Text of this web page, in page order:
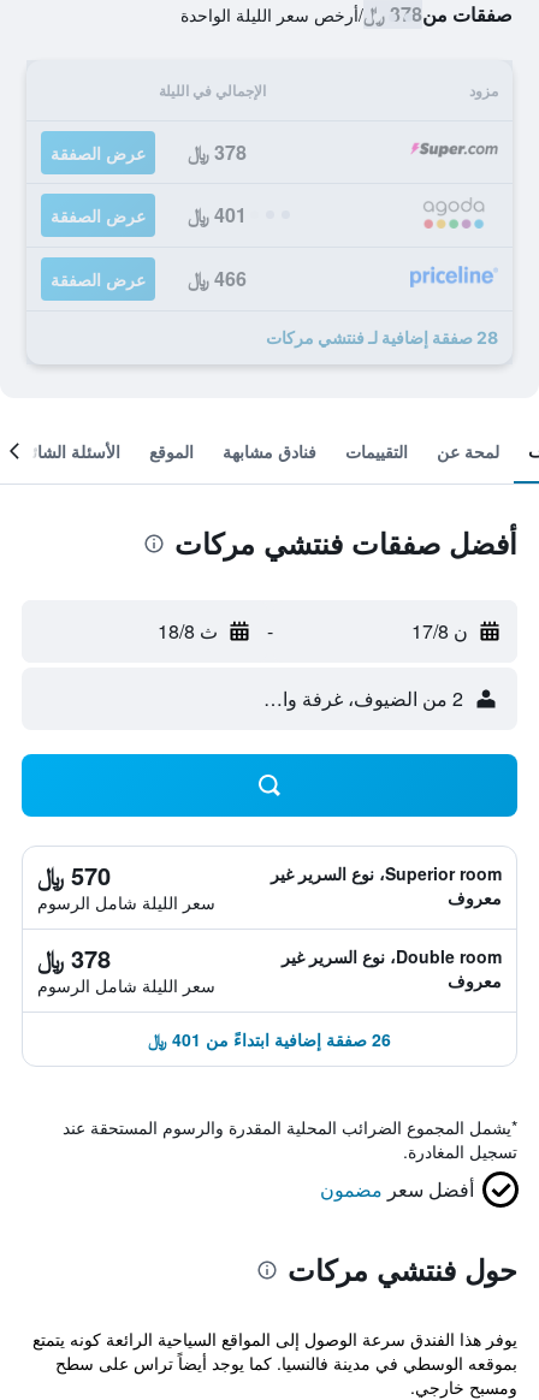
صفقات من378 ﷼ /أرخص سعر الليلة الواحدة
مزود الإجمالي في الليلة
378 ﷼ عرض الصفقة
401 ﷼ عرض الصفقة
466 ﷼ عرض الصفقة
28 صفقة إضافية لـ فنتشي مركات
لمحة عن التقييمات فنادق مشابهة الموقع الأسئلة الشائعة
أفضل صفقات فنتشي مركات
ن 17/8 - ث 18/8
2 من الضيوف، غرفة واحدة
Superior room، نوع السرير غير
معروف
570 ﷼
سعر الليلة شامل الرسوم
Double room، نوع السرير غير
معروف
378 ﷼
سعر الليلة شامل الرسوم
26 صفقة إضافية ابتداءً من 401 ﷼
*يشمل المجموع الضرائب المحلية المقدرة والرسوم المستحقة عند
تسجيل المغادرة.
أفضل سعر مضمون
حول فنتشي مركات
يوفر هذا الفندق سرعة الوصول إلى المواقع السياحية الرائعة كونه يتمتع
بموقعه الوسطي في مدينة فالنسيا. كما يوجد أيضاً تراس على سطح
ومسبح خارجي.